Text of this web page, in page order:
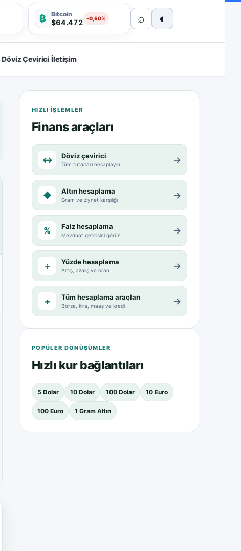
₿ Bitcoin
$64.472 -0,50% ⌕ ◐
Döviz Çevirici İletişim
HIZLI IŞLEMLER
Finans araçları
↔ Döviz çevirici
Tüm tutarları hesaplayın →
◆ Altın hesaplama
Gram ve ziynet karşılığı →
% Faiz hesaplama
Mevduat getirisini görün →
÷ Yüzde hesaplama
Artış, azalış ve oran →
+ Tüm hesaplama araçları
Borsa, kira, maaş ve kredi →
POPÜLER DÖNÜŞÜMLER
Hızlı kur bağlantıları
5 Dolar 10 Dolar 100 Dolar 10 Euro
100 Euro 1 Gram Altın